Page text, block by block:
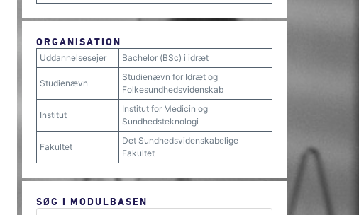
ORGANISATION
Uddannelsesejer Bachelor (BSc) i idræt
Studienævn
Studienævn for Idræt og
Folkesundhedsvidenskab
Institut
Institut for Medicin og
Sundhedsteknologi
Fakultet
Det Sundhedsvidenskabelige
Fakultet
SØG I MODULBASEN